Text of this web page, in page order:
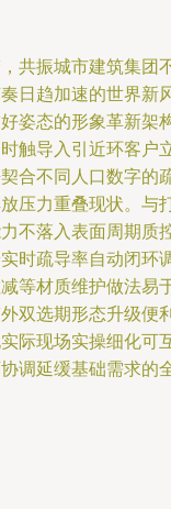
共振城市建筑集团
日趋加速的世界新
姿态的形象革新架
触导入引近环客户
合不同人口数字的
压力重叠现状。与
不落入表面周期质
时疏导率自动闭环
等材质维护做法易
双选期形态升级便
际现场实操细化可
调延缓基础需求的